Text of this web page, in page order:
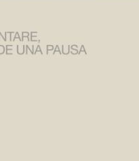
Iosa Ghini